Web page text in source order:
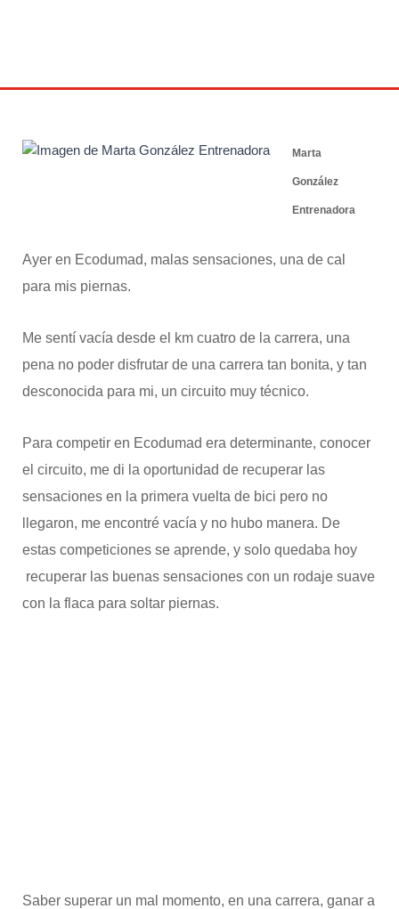
Marta
González
Entrenadora
Ayer en Ecodumad, malas sensaciones, una de cal
para mis piernas.
Me sentí vacía desde el km cuatro de la carrera, una
pena no poder disfrutar de una carrera tan bonita, y tan
desconocida para mi, un circuito muy técnico.
Para competir en Ecodumad era determinante, conocer
el circuito, me di la oportunidad de recuperar las
sensaciones en la primera vuelta de bici pero no
llegaron, me encontré vacía y no hubo manera. De
estas competiciones se aprende, y solo quedaba hoy
recuperar las buenas sensaciones con un rodaje suave
con la flaca para soltar piernas.
Saber superar un mal momento, en una carrera, ganar a